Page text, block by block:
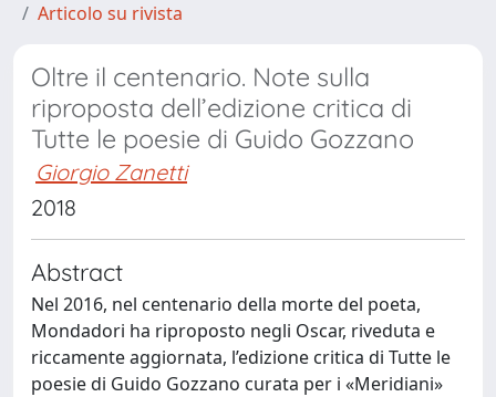
Articolo su rivista
Oltre il centenario. Note sulla
riproposta dell’edizione critica di
Tutte le poesie di Guido Gozzano
Giorgio Zanetti
2018
Abstract
Nel 2016, nel centenario della morte del poeta,
Mondadori ha riproposto negli Oscar, riveduta e
riccamente aggiornata, l’edizione critica di Tutte le
poesie di Guido Gozzano curata per i «Meridiani»